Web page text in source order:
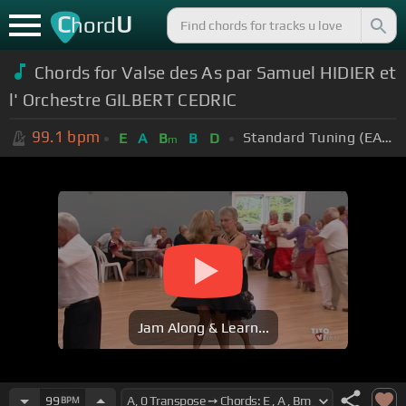
ChordU
Chords for Valse des As par Samuel HIDIER et
l' Orchestre GILBERT CEDRIC
99.1 bpm E A Bm B D Standard Tuning (EADGBE)
Jam Along & Learn...
99 BPM